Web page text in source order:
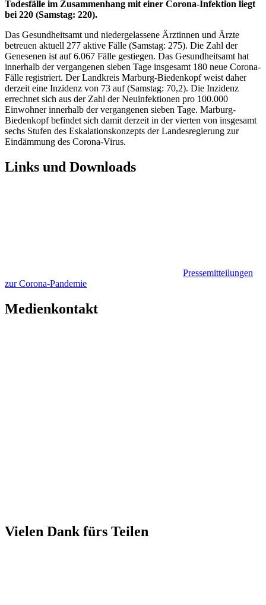
Todesfälle im Zusammenhang mit einer Corona-Infektion liegt
bei 220 (Samstag: 220).
Das Gesundheitsamt und niedergelassene Ärztinnen und Ärzte
betreuen aktuell 277 aktive Fälle (Samstag: 275). Die Zahl der
Genesenen ist auf 6.067 Fälle gestiegen. Das Gesundheitsamt hat
innerhalb der vergangenen sieben Tage insgesamt 180 neue Corona-
Fälle registriert. Der Landkreis Marburg-Biedenkopf weist daher
derzeit eine Inzidenz von 73 auf (Samstag: 70,2). Die Inzidenz
errechnet sich aus der Zahl der Neuinfektionen pro 100.000
Einwohner innerhalb der vergangenen sieben Tage. Marburg-
Biedenkopf befindet sich damit derzeit in der vierten von insgesamt
sechs Stufen des Eskalationskonzepts der Landesregierung zur
Eindämmung des Corona-Virus.
Links und Downloads
Pressemitteilungen
zur Corona-Pandemie
Medienkontakt
Vielen Dank fürs Teilen